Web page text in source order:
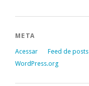
META
Acessar Feed de posts
WordPress.org